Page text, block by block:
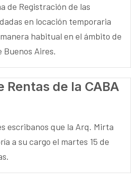
de Registración de las
en locación temporaria
habitual en el ámbito de
Buenos Aires.
Rentas de la CABA
escribanos que la Arq. Mirta
a su cargo el martes 15 de